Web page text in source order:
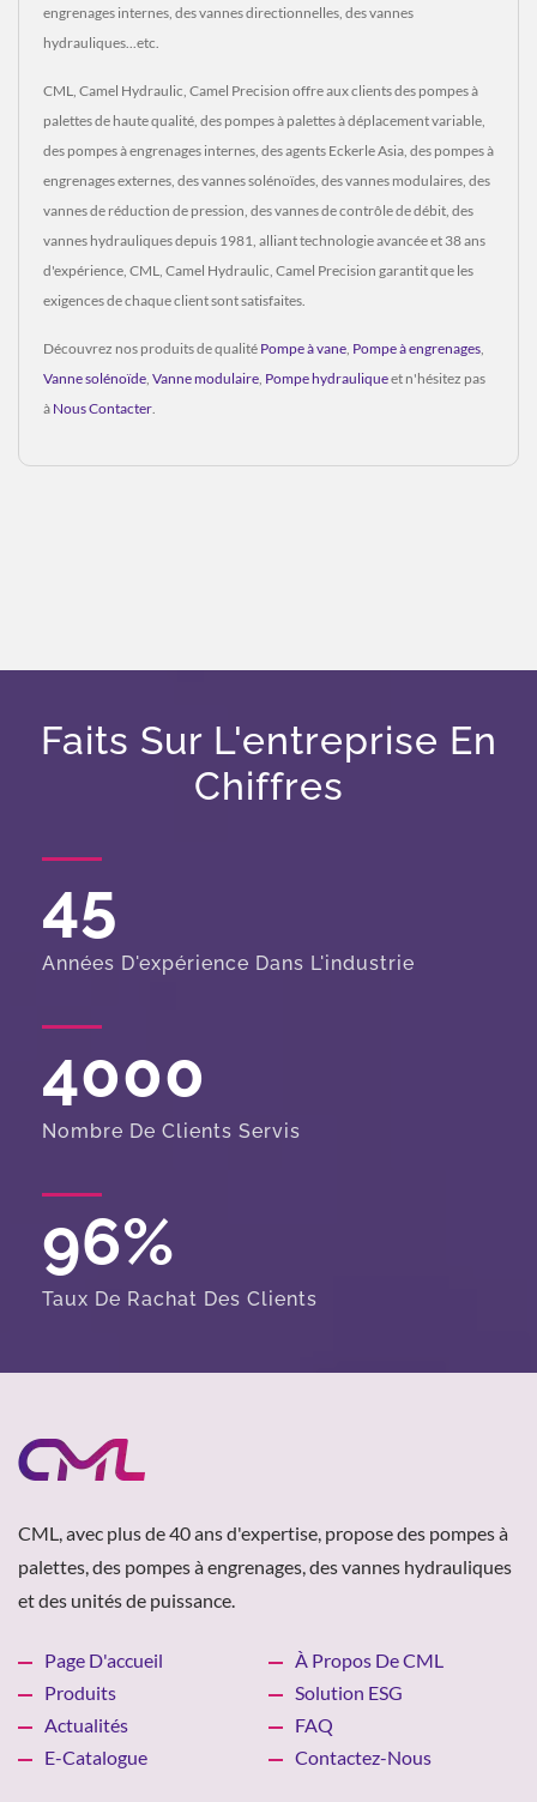
engrenages internes, des vannes directionnelles, des vannes
hydrauliques...etc.
CML, Camel Hydraulic, Camel Precision offre aux clients des pompes à
palettes de haute qualité, des pompes à palettes à déplacement variable,
des pompes à engrenages internes, des agents Eckerle Asia, des pompes à
engrenages externes, des vannes solénoïdes, des vannes modulaires, des
vannes de réduction de pression, des vannes de contrôle de débit, des
vannes hydrauliques depuis 1981, alliant technologie avancée et 38 ans
d'expérience, CML, Camel Hydraulic, Camel Precision garantit que les
exigences de chaque client sont satisfaites.
Découvrez nos produits de qualité Pompe à vane, Pompe à engrenages,
Vanne solénoïde, Vanne modulaire, Pompe hydrauliqueet n'hésitez pas
à Nous Contacter.
Faits Sur L'entreprise En
Chiffres
45
Années D'expérience Dans L'industrie
4000
Nombre De Clients Servis
96%
Taux De Rachat Des Clients
CML, avec plus de 40 ans d'expertise, propose des pompes à
palettes, des pompes à engrenages, des vannes hydrauliques
et des unités de puissance.
Page D'accueil
À Propos De CML
Produits
Solution ESG
Actualités
FAQ
E-Catalogue
Contactez-Nous